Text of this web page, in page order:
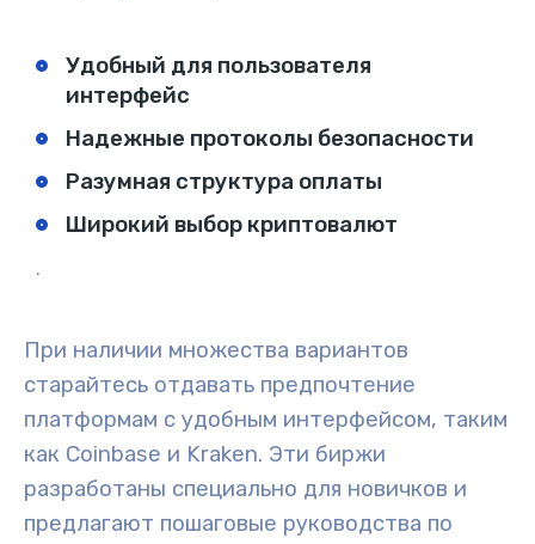
Удобный для пользователя
интерфейс
Надежные протоколы безопасности
Разумная структура оплаты
Широкий выбор криптовалют
.
При наличии множества вариантов
старайтесь отдавать предпочтение
платформам с удобным интерфейсом, таким
как Coinbase и Kraken. Эти биржи
разработаны специально для новичков и
предлагают пошаговые руководства по